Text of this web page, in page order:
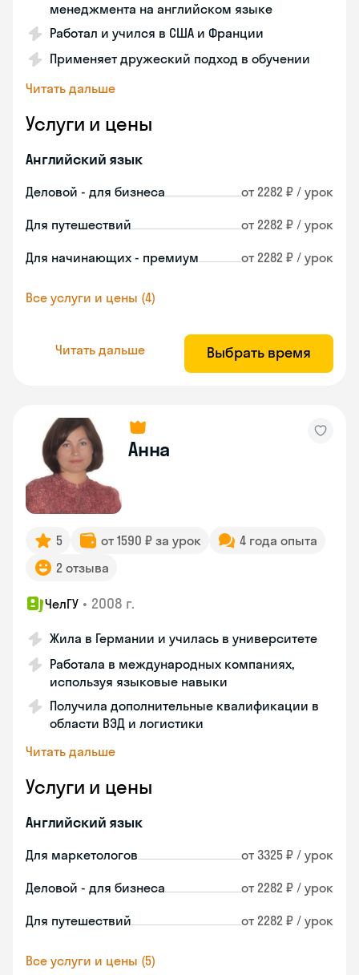
менеджмента на английском языке
Работал и учился в США и Франции
Применяет дружеский подход в обучении
Читать дальше
Услуги и цены
Английский язык
Деловой - для бизнеса от 2282 ₽ / урок
Для путешествий от 2282 ₽ / урок
Для начинающих - премиум от 2282 ₽ / урок
Все услуги и цены (4)
Читать дальше Выбрать время
Анна
5 от 1590 ₽ за урок
4 года опыта
2 отзыва
ЧелГУ • 2008 г.
Жила в Германии и училась в университете
Работала в международных компаниях,
используя языковые навыки
Получила дополнительные квалификации в
области ВЭД и логистики
Читать дальше
Услуги и цены
Английский язык
Для маркетологов от 3325 ₽ / урок
Деловой - для бизнеса от 2282 ₽ / урок
Для путешествий от 2282 ₽ / урок
Все услуги и цены (5)